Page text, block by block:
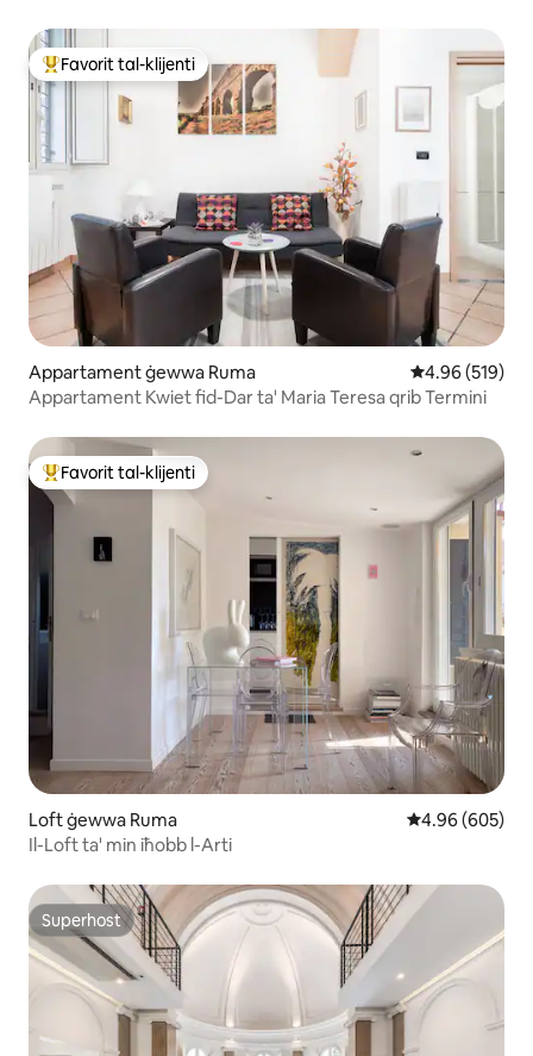
Wieħed mill-aqwa favoriti tal-klijenti
Favorit tal-klijenti
Appartament ġewwa Ruma Rating medju
4.96 (519)
Appartament Kwiet fid-Dar ta' Maria Teresa qrib Termini
Wieħed mill-aqwa favoriti tal-klijenti
Favorit tal-klijenti
Loft ġewwa Ruma Rating medju
4.96 (605)
Il-Loft ta' min iħobb l-Arti
Superhost
Superhost